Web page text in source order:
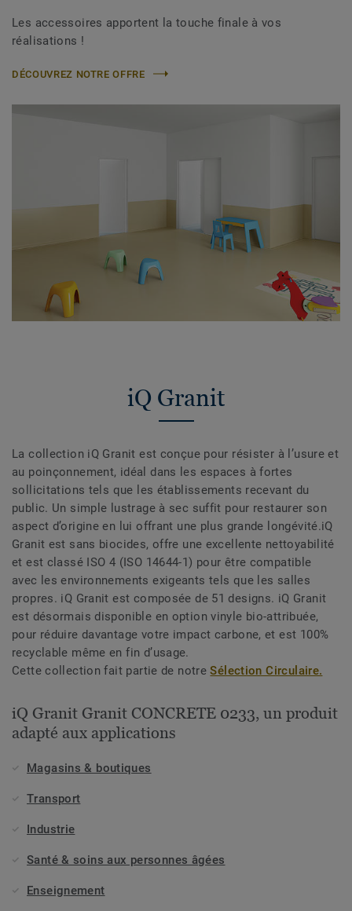
Les accessoires apportent la touche finale à vos
réalisations !
DÉCOUVREZ NOTRE OFFRE
iQ Granit
La collection iQ Granit est conçue pour résister à l’usure et
au poinçonnement, idéal dans les espaces à fortes
sollicitations tels que les établissements recevant du
public. Un simple lustrage à sec suffit pour restaurer son
aspect d’origine en lui offrant une plus grande longévité.iQ
Granit est sans biocides, offre une excellente nettoyabilité
et est classé ISO 4 (ISO 14644-1) pour être compatible
avec les environnements exigeants tels que les salles
propres. iQ Granit est composée de 51 designs. iQ Granit
est désormais disponible en option vinyle bio-attribuée,
pour réduire davantage votre impact carbone, et est 100%
recyclable même en fin d’usage.
Cette collection fait partie de notreSélection Circulaire.
iQ Granit Granit CONCRETE 0233, un produit
adapté aux applications
Magasins & boutiques
Transport
Industrie
Santé & soins aux personnes âgées
Enseignement